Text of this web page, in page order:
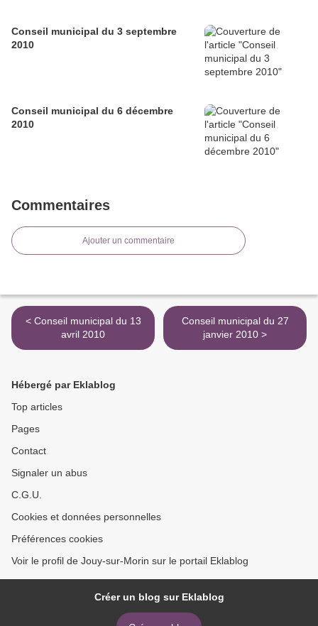
Conseil municipal du 3 septembre
2010
Conseil municipal du 6 décembre
2010
Commentaires
Ajouter un commentaire
< Conseil municipal du 13
avril 2010
Conseil municipal du 27
janvier 2010 >
Hébergé par Eklablog
Top articles
Pages
Contact
Signaler un abus
C.G.U.
Cookies et données personnelles
Préférences cookies
Voir le profil de Jouy-sur-Morin sur le portail Eklablog
Créer un blog sur Eklablog